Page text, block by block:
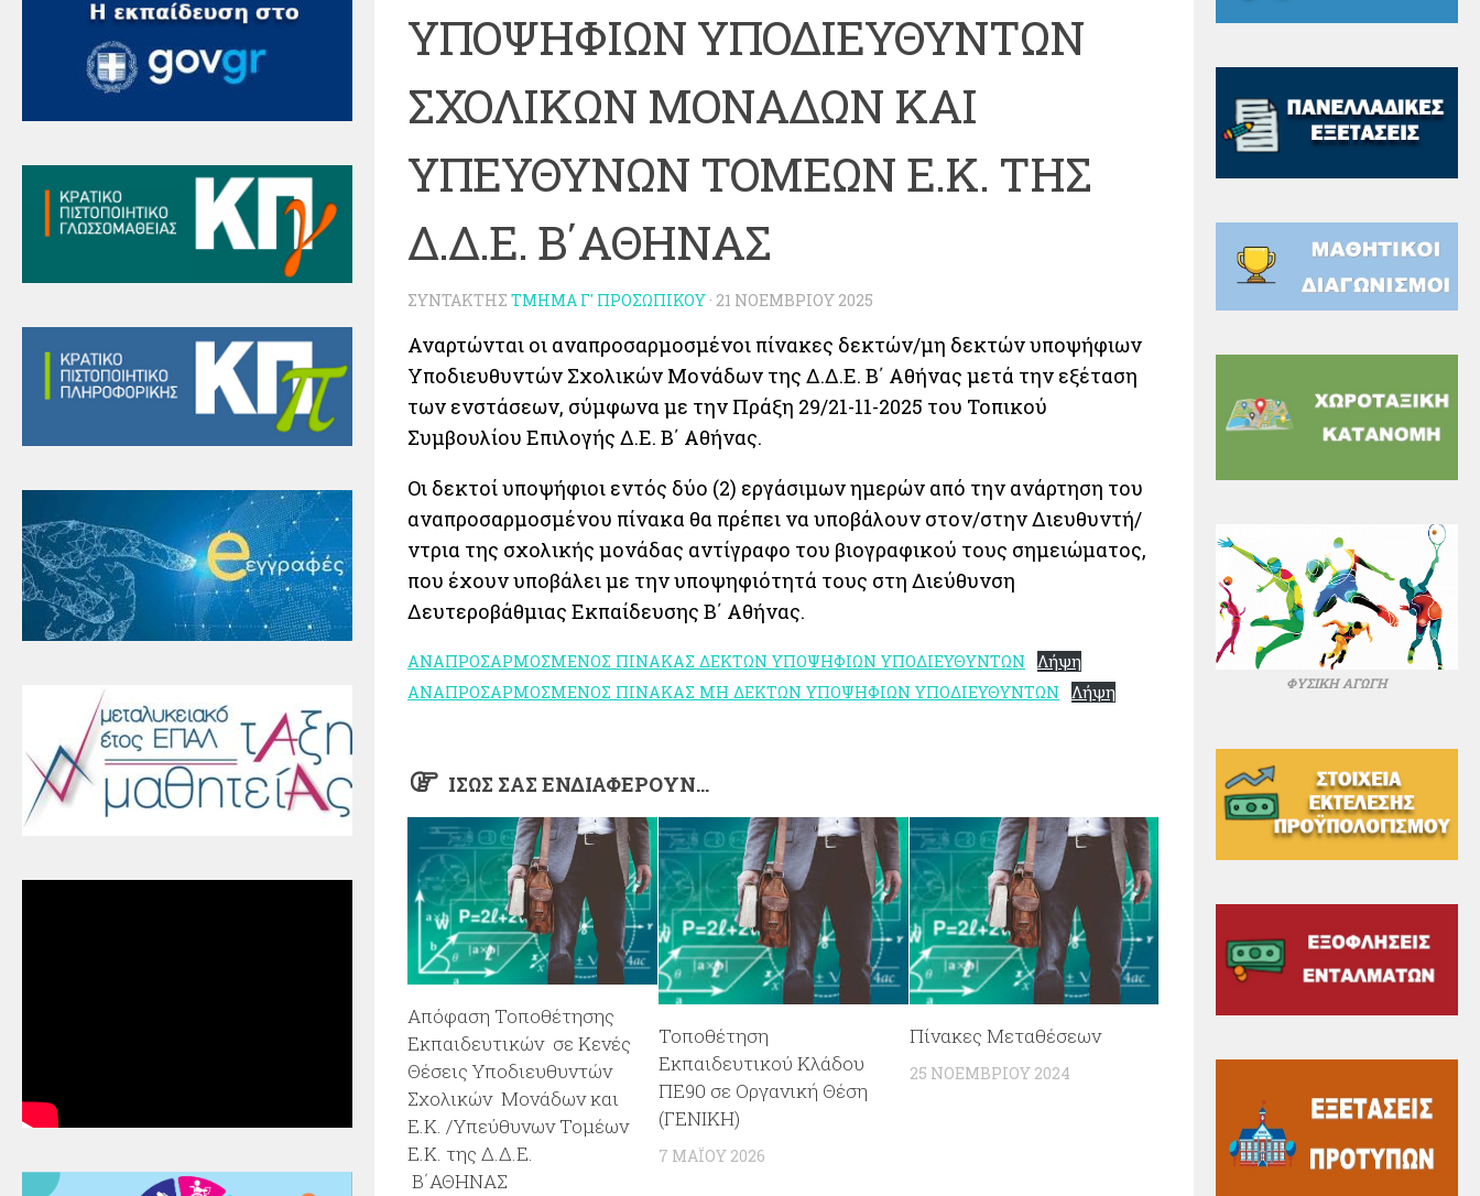
ΥΠΟΨΗΦΙΩΝ ΥΠΟΔΙΕΥΘΥΝΤΩΝ
ΣΧΟΛΙΚΩΝ ΜΟΝΑΔΩΝ ΚΑΙ
ΥΠΕΥΘΥΝΩΝ ΤΟΜΕΩΝ Ε.Κ. ΤΗΣ
Δ.Δ.Ε. Β΄ΑΘΗΝΑΣ
ΣΥΝΤΆΚΤΗΣ ΤΜΉΜΑ Γ' ΠΡΟΣΩΠΙΚΟΎ · 21 ΝΟΕΜΒΡΊΟΥ 2025
Αναρτώνται οι αναπροσαρμοσμένοι πίνακες δεκτών/μη δεκτών υποψήφιων
Υποδιευθυντών Σχολικών Μονάδων της Δ.Δ.Ε. Β΄ Αθήνας μετά την εξέταση
των ενστάσεων, σύμφωνα με την Πράξη 29/21-11-2025 του Τοπικού
Συμβουλίου Επιλογής Δ.Ε. Β΄ Αθήνας.
Οι δεκτοί υποψήφιοι εντός δύο (2) εργάσιμων ημερών από την ανάρτηση του
αναπροσαρμοσμένου πίνακα θα πρέπει να υποβάλουν στον/στην Διευθυντή/
ντρια της σχολικής μονάδας αντίγραφο του βιογραφικού τους σημειώματος,
που έχουν υποβάλει με την υποψηφιότητά τους στη Διεύθυνση
Δευτεροβάθμιας Εκπαίδευσης Β΄ Αθήνας.
ΑΝΑΠΡΟΣΑΡΜΟΣΜΕΝΟΣ ΠΙΝΑΚΑΣ ΔΕΚΤΩΝ ΥΠΟΨΗΦΙΩΝ ΥΠΟΔΙΕΥΘΥΝΤΩΝ
Λήψη
ΑΝΑΠΡΟΣΑΡΜΟΣΜΕΝΟΣ ΠΙΝΑΚΑΣ ΜΗ ΔΕΚΤΩΝ ΥΠΟΨΗΦΙΩΝ ΥΠΟΔΙΕΥΘΥΝΤΩΝ
Λήψη
ΊΣΩΣ ΣΑΣ ΕΝΔΙΑΦΈΡΟΥΝ…
Απόφαση Τοποθέτησης
Εκπαιδευτικών σε Κενές
Θέσεις Υποδιευθυντών
Σχολικών Μονάδων και
Ε.Κ. /Υπεύθυνων Τομέων
Ε.Κ. της Δ.Δ.Ε.
Β΄ΑΘΗΝΑΣ
Τοποθέτηση
Εκπαιδευτικού Κλάδου
ΠΕ90 σε Οργανική Θέση
(ΓΕΝΙΚΗ)
7 ΜΑΪ́ΟΥ 2026
Πίνακες Μεταθέσεων
25 ΝΟΕΜΒΡΊΟΥ 2024
ΦΥΣΙΚΗ ΑΓΩΓΗ